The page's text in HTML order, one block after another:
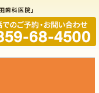
歯科医院」